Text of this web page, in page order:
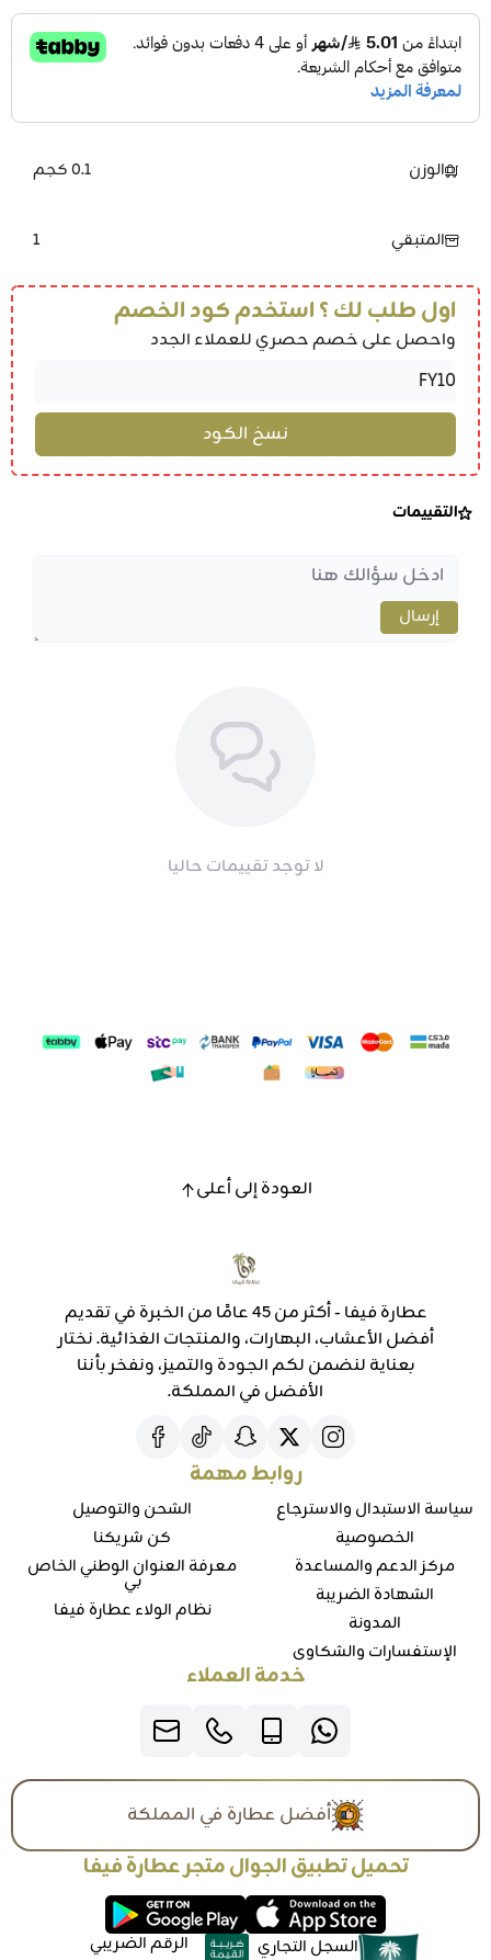
الوزن 0.1 كجم
المتبقي 1
اول طلب لك ؟ استخدم كود الخصم
واحصل على خصم حصري للعملاء الجدد
التقييمات
إرسال
لا توجد تقييمات حاليا
العودة إلى أعلى
عطارة فيفا - أكثر من 45 عامًا من الخبرة في تقديم
أفضل الأعشاب، البهارات، والمنتجات الغذائية. نختار
بعناية لنضمن لكم الجودة والتميز، ونفخر بأننا
الأفضل في المملكة.
روابط مهمة
سياسة الاستبدال والاسترجاع
الخصوصية
مركز الدعم والمساعدة
الشهادة الضريبة
المدونة
الإستفسارات والشكاوي
الشحن والتوصيل
كن شريكنا
معرفة العنوان الوطني الخاص
بي
نظام الولاء عطارة فيفا
خدمة العملاء
أفضل عطارة في المملكة
تحميل تطبيق الجوال متجر عطارة فيفا
السجل التجاري
الرقم الضريبي